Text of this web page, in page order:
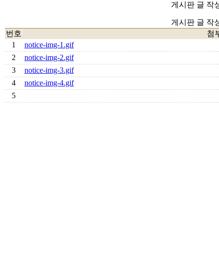
게시판 글 작
게시판 글 작
번호
첨
1
notice-img-1.gif
2
notice-img-2.gif
3
notice-img-3.gif
4
notice-img-4.gif
5